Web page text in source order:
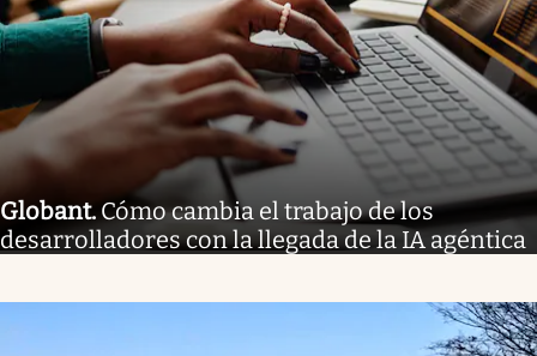
Globant. Cómo cambia el trabajo de los
desarrolladores con la llegada de la IA agéntica